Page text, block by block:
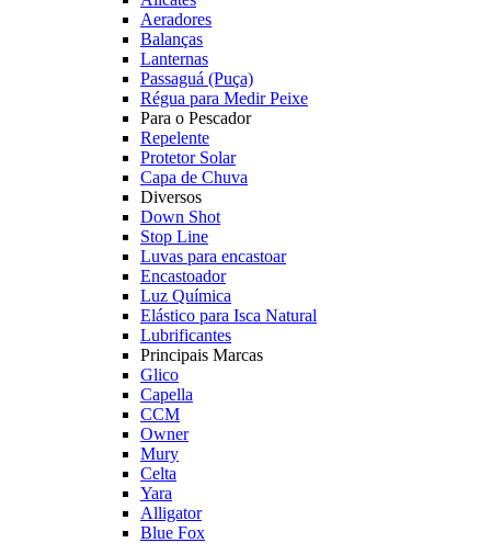
Aeradores
Balanças
Lanternas
Passaguá (Puça)
Régua para Medir Peixe
Para o Pescador
Repelente
Protetor Solar
Capa de Chuva
Diversos
Down Shot
Stop Line
Luvas para encastoar
Encastoador
Luz Química
Elástico para Isca Natural
Lubrificantes
Principais Marcas
Glico
Capella
CCM
Owner
Mury
Celta
Yara
Alligator
Blue Fox